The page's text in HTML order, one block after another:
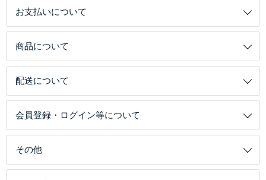
お支払いについて
商品について
配送について
会員登録・ログイン等について
その他